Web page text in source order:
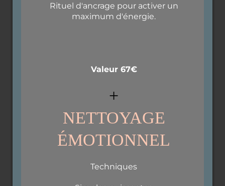
Rituel d'ancrage pour activer un
maximum d'énergie.
Valeur 67€
+
NETTOYAGE
ÉMOTIONNEL
Techniques